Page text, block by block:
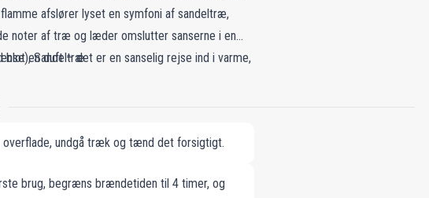
afslører lyset en symfoni af sandeltræ,
noter af træ og læder omslutter sanserne i en
en duft – det er en sanselig rejse ind i varme,
Sandeltræ
undgå træk og tænd det forsigtigt.
brug, begræns brændetiden til 4 timer, og